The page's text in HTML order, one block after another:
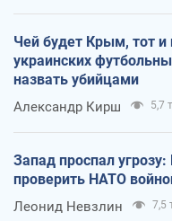
Чей будет Крым, тот и
украинских
назвать убийцами
Александр Кирш 5,7
Запад проспал
проверить НАТО
Леонид Невзлин 7,5